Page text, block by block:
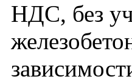
НДС, без